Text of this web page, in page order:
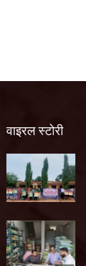
वाइरल स्टोरी